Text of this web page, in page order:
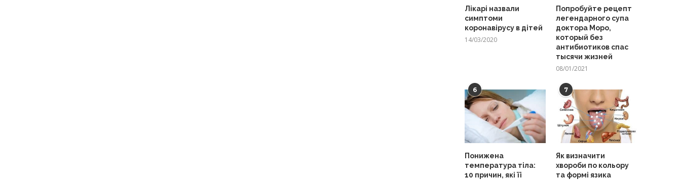
Лікарі назвали
симптоми
коронавірусу в дітей
14/03/2020
Попробуйте рецепт
легендарного супа
доктора Моро,
который без
антибиотиков спас
тысячи жизней
08/01/2021
6
Понижена
температура тіла:
10 причин, які її
7
Як визначити
хвороби по кольору
та формі язика